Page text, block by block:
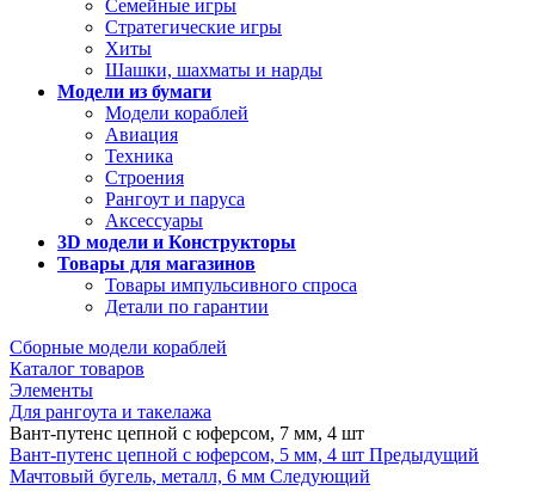
Семейные игры
Стратегические игры
Хиты
Шашки, шахматы и нарды
Модели из бумаги
Модели кораблей
Авиация
Техника
Строения
Рангоут и паруса
Аксессуары
3D модели и Конструкторы
Товары для магазинов
Товары импульсивного спроса
Детали по гарантии
Сборные модели кораблей
Каталог товаров
Элементы
Для рангоута и такелажа
Вант-путенс цепной с юферсом, 7 мм, 4 шт
Вант-путенс цепной с юферсом, 5 мм, 4 шт Предыдущий
Мачтовый бугель, металл, 6 мм Следующий